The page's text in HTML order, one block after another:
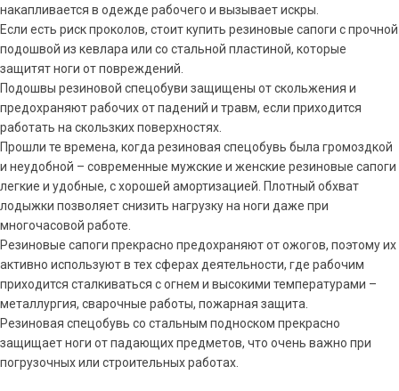
накапливается в одежде рабочего и вызывает искры.
Если есть риск проколов, стоит купить резиновые сапоги с прочной
подошвой из кевлара или со стальной пластиной, которые
защитят ноги от повреждений.
Подошвы резиновой спецобуви защищены от скольжения и
предохраняют рабочих от падений и травм, если приходится
работать на скользких поверхностях.
Прошли те времена, когда резиновая спецобувь была громоздкой
и неудобной – современные мужские и женские резиновые сапоги
легкие и удобные, с хорошей амортизацией. Плотный обхват
лодыжки позволяет снизить нагрузку на ноги даже при
многочасовой работе.
Резиновые сапоги прекрасно предохраняют от ожогов, поэтому их
активно используют в тех сферах деятельности, где рабочим
приходится сталкиваться с огнем и высокими температурами –
металлургия, сварочные работы, пожарная защита.
Резиновая спецобувь со стальным подноском прекрасно
защищает ноги от падающих предметов, что очень важно при
погрузочных или строительных работах.